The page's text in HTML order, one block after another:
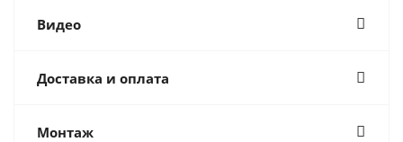
Видео
Доставка и оплата
Монтаж